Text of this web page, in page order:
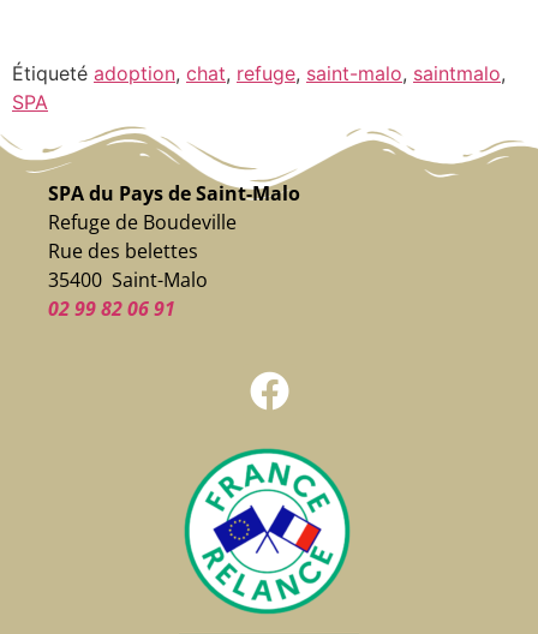
Étiqueté adoption, chat, refuge, saint-malo, saintmalo,
SPA
SPA du Pays de Saint-Malo
Refuge de Boudeville
Rue des belettes
35400 Saint-Malo
02 99 82 06 91